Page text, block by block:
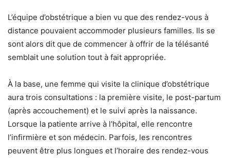
L’équipe d’obstétrique a bien vu que des rendez-vous à
distance pouvaient accommoder plusieurs familles. Ils se
sont alors dit que de commencer à offrir de la télésanté
semblait une solution tout à fait appropriée.
À la base, une femme qui visite la clinique d’obstétrique
aura trois consultations : la première visite, le post-partum
(après accouchement) et le suivi après la naissance.
Lorsque la patiente arrive à l’hôpital, elle rencontre
l’infirmière et son médecin. Parfois, les rencontres
peuvent être plus longues et l’horaire des rendez-vous